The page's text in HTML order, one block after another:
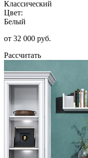
Классический
Цвет:
Белый
от 32 000 руб.
Рассчитать